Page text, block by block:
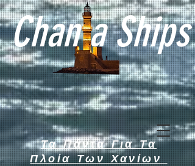
Chan a Ships
Τα Πάντα Για Τα
Πλοία Των Χανίων